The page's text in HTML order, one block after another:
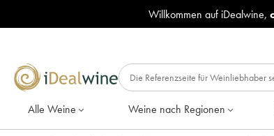
Willkommen auf iDealwine,
Alle Weine Weine nach Regionen